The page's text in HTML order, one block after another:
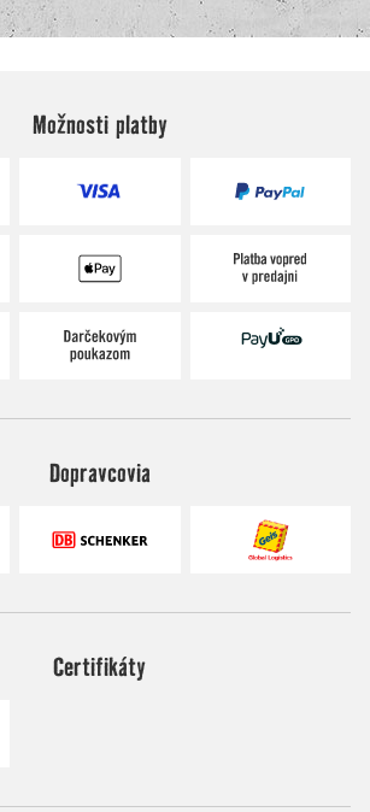
Možnosti platby
Dopravcovia
Certifikáty